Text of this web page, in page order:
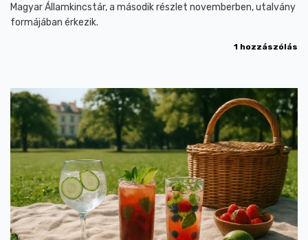
Magyar Államkincstár, a második részlet novemberben, utalvány
formájában érkezik.
1 hozzászólás